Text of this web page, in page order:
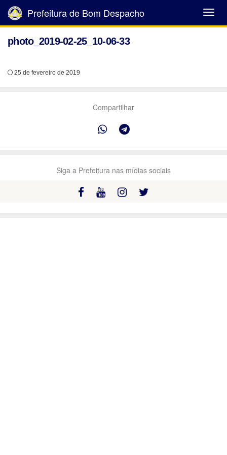
Abrir
Menu
Prefeitura de Bom Despacho
photo_2019-02-25_10-06-33
25 de fevereiro de 2019
Compartilhar
Siga a Prefeitura nas mídias sociais